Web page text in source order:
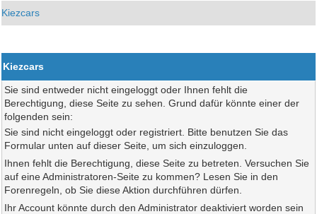
Kiezcars
Kiezcars
Sie sind entweder nicht eingeloggt oder Ihnen fehlt die
Berechtigung, diese Seite zu sehen. Grund dafür könnte einer der
folgenden sein:
Sie sind nicht eingeloggt oder registriert. Bitte benutzen Sie das
Formular unten auf dieser Seite, um sich einzuloggen.
Ihnen fehlt die Berechtigung, diese Seite zu betreten. Versuchen Sie
auf eine Administratoren-Seite zu kommen? Lesen Sie in den
Forenregeln, ob Sie diese Aktion durchführen dürfen.
Ihr Account könnte durch den Administrator deaktiviert worden sein